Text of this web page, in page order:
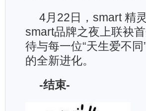
4月22日，smart 精
smart品牌之夜上联袂
待与每一位“天生爱不
的全新进化。
-结束-